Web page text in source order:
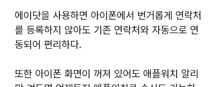
에이닷을 사용하면 아이폰에서 번거롭게 연락처
를 등록하지 않아도 기존 연락처와 자동으로 연
동되어 편리하다.
또한 아이폰 화면이 꺼져 있어도 애플워치 알리